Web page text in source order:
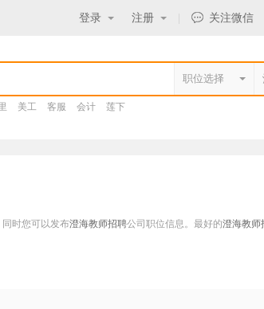
登录 注册 关注微信
美工 客服 会计 莲下
时您可以发布澄海教师招聘公司职位信息。最好的澄海教师